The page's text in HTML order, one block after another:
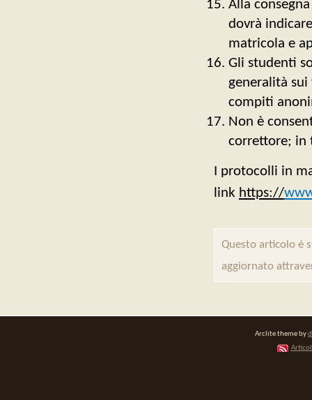
Alla
dovrà
matricola e
Gli studenti
generalità
compiti
Non è
correttore; in
I protocolli in
link https://
Questo articolo é
aggiornato
Arclite theme by